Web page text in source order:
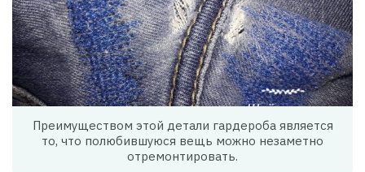
Преимуществом этой детали гардероба является
то, что полюбившуюся вещь можно незаметно
отремонтировать.